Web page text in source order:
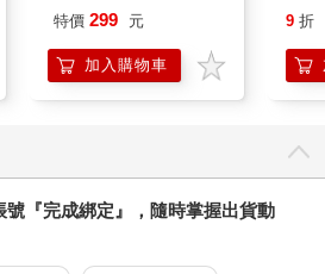
特價 299 元
加入購物車
9 折
『完成綁定』，隨時掌握出貨動